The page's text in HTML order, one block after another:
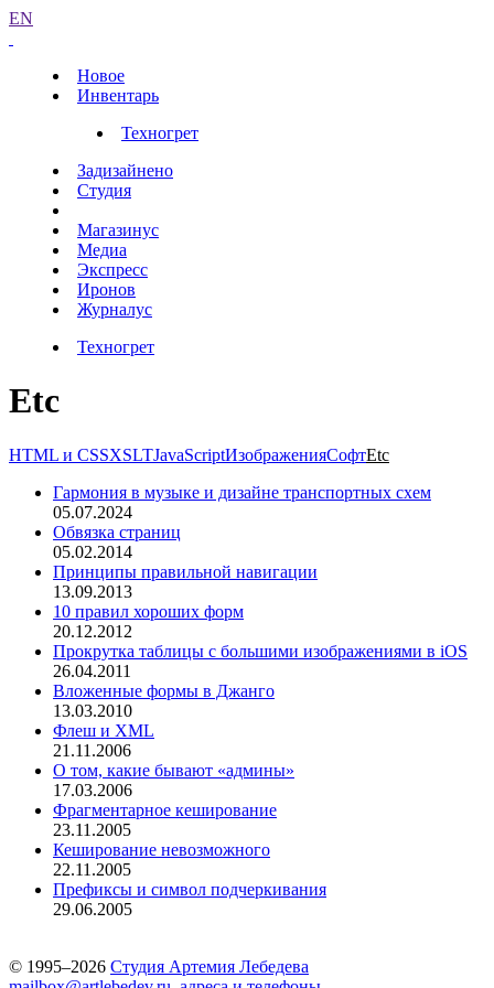
EN
Новое
Инвентарь
Техногрет
Задизайнено
Студия
Магазинус
Медиа
Экспресс
Иронов
Журналус
Техногрет
Etc
HTML и CSSXSLTJavaScriptИзображенияСофтEtc
Гармония в музыке и дизайне транспортных схем
05.07.2024
Обвязка страниц
05.02.2014
Принципы правильной навигации
13.09.2013
10 правил хороших форм
20.12.2012
Прокрутка таблицы с большими изображениями в iOS
26.04.2011
Вложенные формы в Джанго
13.03.2010
Флеш и XML
21.11.2006
О том, какие бывают «админы»
17.03.2006
Фрагментарное кеширование
23.11.2005
Кеширование невозможного
22.11.2005
Префиксы и символ подчеркивания
29.06.2005
© 1995–2026 Студия Артемия Лебедева